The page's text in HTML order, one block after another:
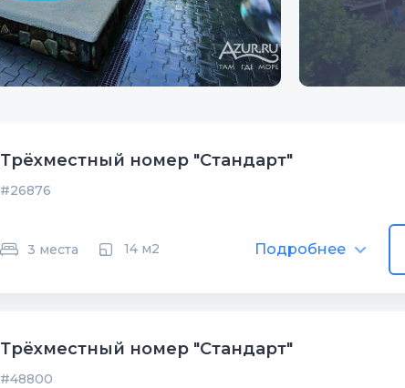
Трёхместный номер "Стандарт"
#26876
3 места 14 м2 Подробнее
Трёхместный номер "Стандарт"
#48800